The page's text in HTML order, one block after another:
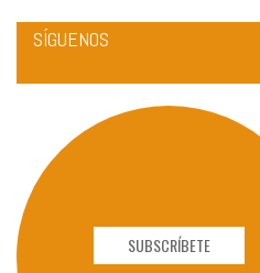
SÍGUENOS
SUBSCRÍBETE